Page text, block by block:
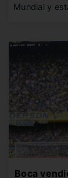
Mundial y
Boca